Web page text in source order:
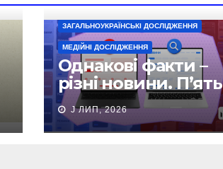
ЗАГАЛЬНОУКРАЇНСЬКІ ДОСЛІДЖЕННЯ
МЕДІЙНІ ДОСЛІДЖЕННЯ
Однакові факти –
різні новини. П’ять
редакційних
рішень, які
знижують якість
J ЛИП, 2026